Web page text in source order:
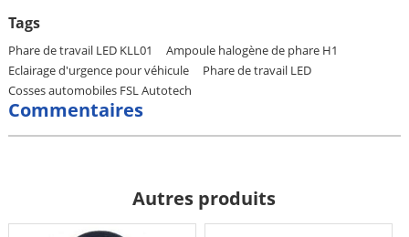
Tags
Phare de travail LED KLL01
Ampoule halogène de phare H1
Eclairage d'urgence pour véhicule
Phare de travail LED
Cosses automobiles FSL Autotech
Commentaires
Autres produits